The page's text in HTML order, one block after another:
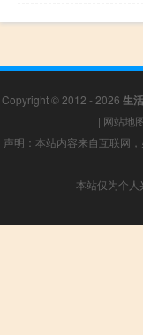
Copyright © 2012 - 2026 生
| 网站地
声明：本站内容来自互联网
本站仅为个人